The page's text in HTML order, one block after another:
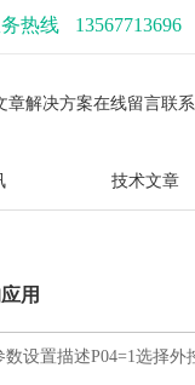
热线 13567713696
章解决方案在线留言联
技术文章
用
设置描述P04=1选择外